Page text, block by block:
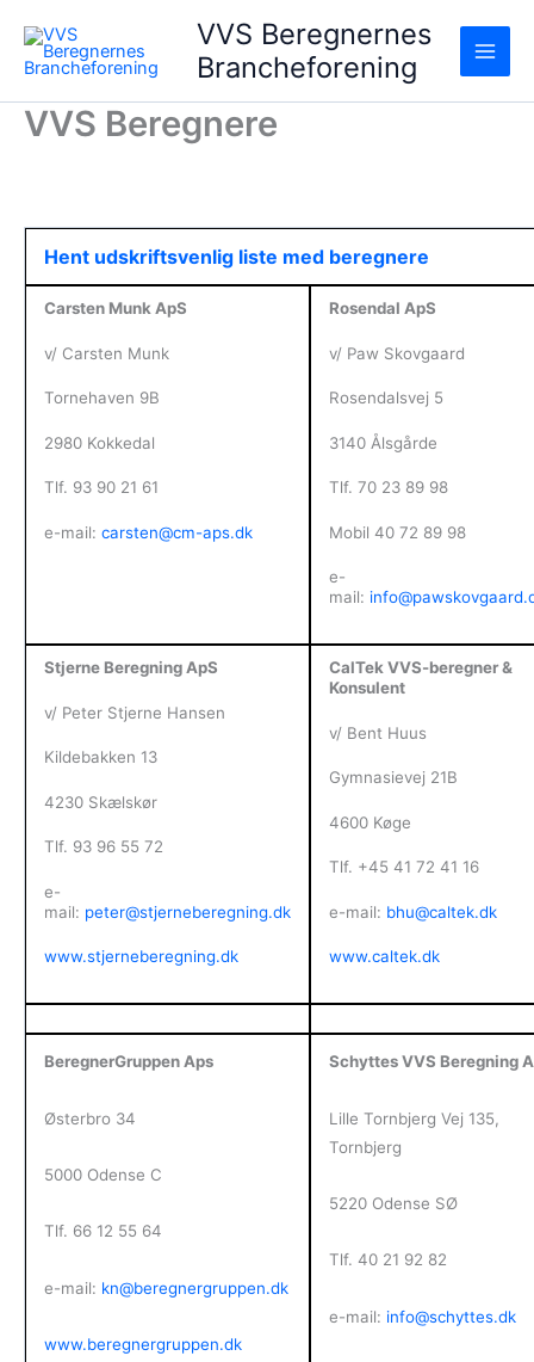
indholdet
VVS Beregnernes
Brancheforening
VVS Beregnere
Hent udskriftsvenlig liste med beregnere
Carsten Munk ApS
v/ Carsten Munk
Tornehaven 9B
2980 Kokkedal
Tlf. 93 90 21 61
e-mail: carsten@cm-aps.dk
Rosendal ApS
v/ Paw Skovgaard
Rosendalsvej 5
3140 Ålsgårde
Tlf. 70 23 89 98
Mobil 40 72 89 98
e-
mail:
Stjerne Beregning ApS
v/ Peter Stjerne Hansen
Kildebakken 13
4230 Skælskør
Tlf. 93 96 55 72
e-
mail: peter@stjerneberegning.dk
www.stjerneberegning.dk
CalTek VVS-beregner &
Konsulent
v/ Bent Huus
Gymnasievej 21B
4600 Køge
Tlf. +45 41 72 41 16
e-mail: bhu@caltek.dk
www.caltek.dk
BeregnerGruppen Aps
Østerbro 34
5000 Odense C
Tlf. 66 12 55 64
e-mail: kn@beregnergruppen.dk
www.beregnergruppen.dk
Schyttes VVS Beregning
Lille Tornbjerg Vej 135,
Tornbjerg
5220 Odense SØ
Tlf. 40 21 92 82
e-mail: info@schyttes.dk